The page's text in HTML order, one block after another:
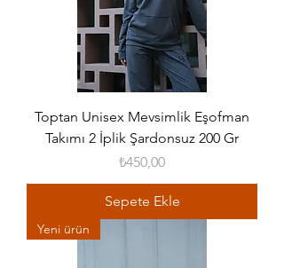
Toptan Unisex Mevsimlik Eşofman
Takımı 2 İplik Şardonsuz 200 Gr
Fiyat
₺450,00
Sepete Ekle
Yeni ürün